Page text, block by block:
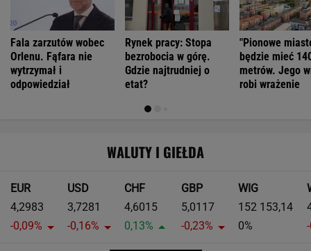
Fala zarzutów wobec
Orlenu. Fąfara nie
wytrzymał i
odpowiedział
Rynek pracy: Stopa
bezrobocia w górę.
Gdzie najtrudniej o
etat?
"Pionowe
będzie mieć
metrów. Jego
robi wrażenie
WALUTY I GIEŁDA
EUR
4,2983
-0,09%
USD
3,7281
-0,16%
CHF
4,6015
0,13%
GBP
5,0117
-0,23%
WIG
152 153,14
0%